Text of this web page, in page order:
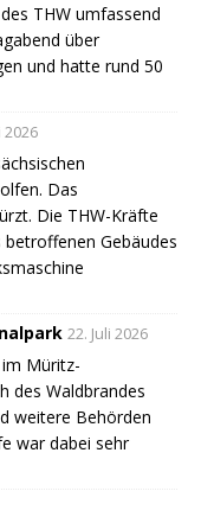
THW umfassend
über
und hatte rund 50
2026
Das
Die THW-Kräfte
Gebäudes
22. Juli 2026
Müritz-
des Waldbrandes
weitere Behörden
war dabei sehr